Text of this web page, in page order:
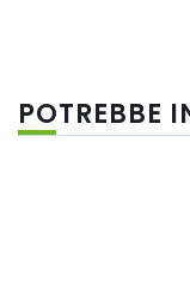
POTREBBE